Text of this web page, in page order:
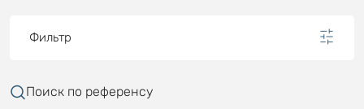
Фильтр
Поиск по референсу